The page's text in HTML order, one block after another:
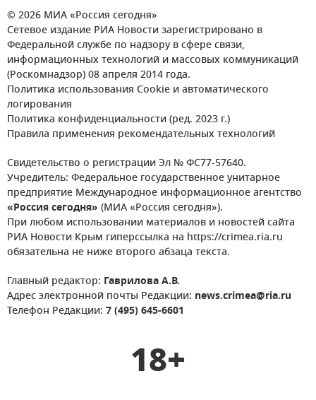
© 2026 МИА «Россия сегодня»
Сетевое издание РИА Новости зарегистрировано в
Федеральной службе по надзору в сфере связи,
информационных технологий и массовых коммуникаций
(Роскомнадзор) 08 апреля 2014 года.
Политика использования Cookie и автоматического
логирования
Политика конфиденциальности (ред. 2023 г.)
Правила применения рекомендательных технологий
Свидетельство о регистрации Эл № ФС77-57640.
Учредитель: Федеральное государственное унитарное
предприятие Международное информационное агентство
«Россия сегодня» (МИА «Россия сегодня»).
При любом использовании материалов и новостей сайта
РИА Новости Крым гиперссылка на https://crimea.ria.ru
обязательна не ниже второго абзаца текста.
Главный редактор: Гаврилова А.В.
Адрес электронной почты Редакции: news.crimea@ria.ru
Телефон Редакции: 7 (495) 645-6601
18+